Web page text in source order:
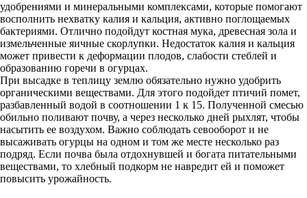
удобрениями и минеральными комплексами, которые помогают
восполнить нехватку калия и кальция, активно поглощаемых
бактериями. Отлично подойдут костная мука, древесная зола и
измельченные яичные скорлупки. Недостаток калия и кальция
может привести к деформации плодов, слабости стеблей и
образованию горечи в огурцах.
При высадке в теплицу землю обязательно нужно удобрить
органическими веществами. Для этого подойдет птичий помет,
разбавленный водой в соотношении 1 к 15. Полученной смесью
обильно поливают почву, а через несколько дней рыхлят, чтобы
насытить ее воздухом. Важно соблюдать севооборот и не
высаживать огурцы на одном и том же месте несколько раз
подряд. Если почва была отдохнувшей и богата питательными
веществами, то хлебный подкорм не навредит ей и поможет
повысить урожайность.